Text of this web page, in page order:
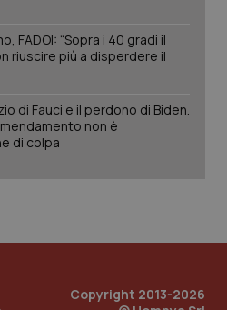
& Testa Collo
FADOI: “Sopra i 40 gradi il
riuscire più a disperdere il
di Fauci e il perdono di Biden.
non è
di colpa
Copyright 2013-2026
CookieScript
www.quotidianosanita.it
2